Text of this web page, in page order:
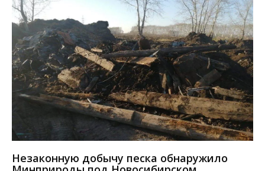
Незаконную добычу песка обнаружило